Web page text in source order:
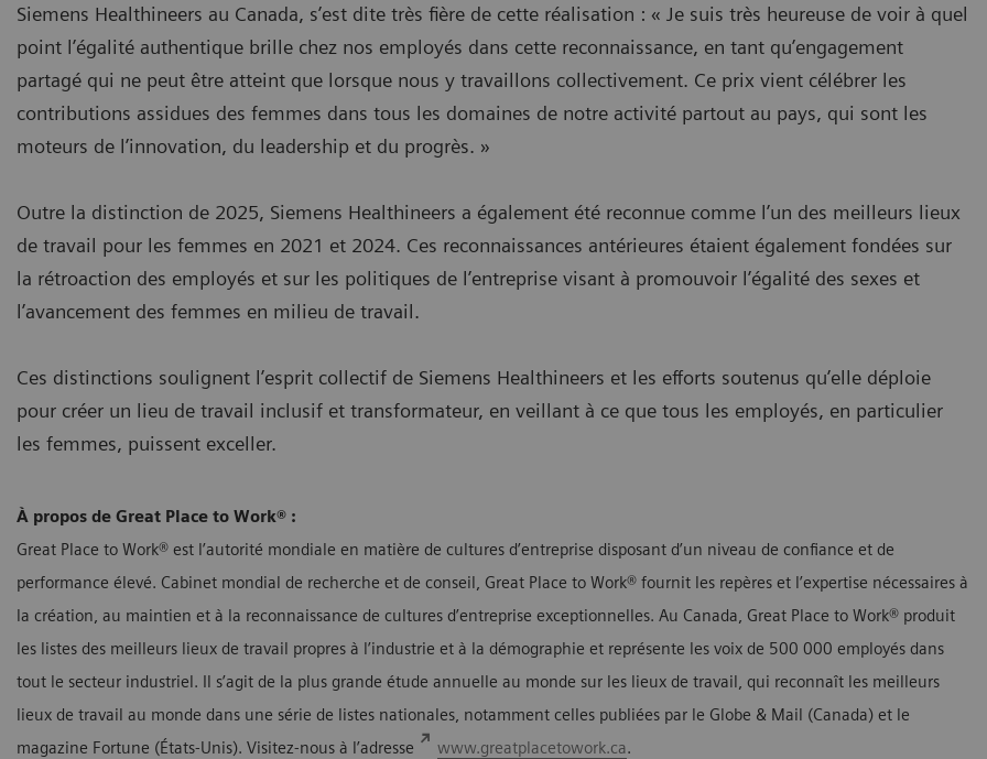
Siemens Healthineers au Canada, s’est dite très fière de cette réalisation : « Je suis très heureuse de voir à quel
point l’égalité authentique brille chez nos employés dans cette reconnaissance, en tant qu’engagement
partagé qui ne peut être atteint que lorsque nous y travaillons collectivement. Ce prix vient célébrer les
contributions assidues des femmes dans tous les domaines de notre activité partout au pays, qui sont les
moteurs de l’innovation, du leadership et du progrès. »
Outre la distinction de 2025, Siemens Healthineers a également été reconnue comme l’un des meilleurs lieux
de travail pour les femmes en 2021 et 2024. Ces reconnaissances antérieures étaient également fondées sur
la rétroaction des employés et sur les politiques de l’entreprise visant à promouvoir l’égalité des sexes et
l’avancement des femmes en milieu de travail.
Ces distinctions soulignent l’esprit collectif de Siemens Healthineers et les efforts soutenus qu’elle déploie
pour créer un lieu de travail inclusif et transformateur, en veillant à ce que tous les employés, en particulier
les femmes, puissent exceller.
À propos de Great Place to Work® :
Great Place to Work® est l’autorité mondiale en matière de cultures d’entreprise disposant d’un niveau de confiance et de
performance élevé. Cabinet mondial de recherche et de conseil, Great Place to Work® fournit les repères et l’expertise nécessaires à
la création, au maintien et à la reconnaissance de cultures d’entreprise exceptionnelles. Au Canada, Great Place to Work® produit
les listes des meilleurs lieux de travail propres à l’industrie et à la démographie et représente les voix de 500 000 employés dans
tout le secteur industriel. Il s’agit de la plus grande étude annuelle au monde sur les lieux de travail, qui reconnaît les meilleurs
lieux de travail au monde dans une série de listes nationales, notamment celles publiées par le Globe & Mail (Canada) et le
magazine Fortune (États-Unis). Visitez-nous à l’adresse
www.greatplacetowork.ca.